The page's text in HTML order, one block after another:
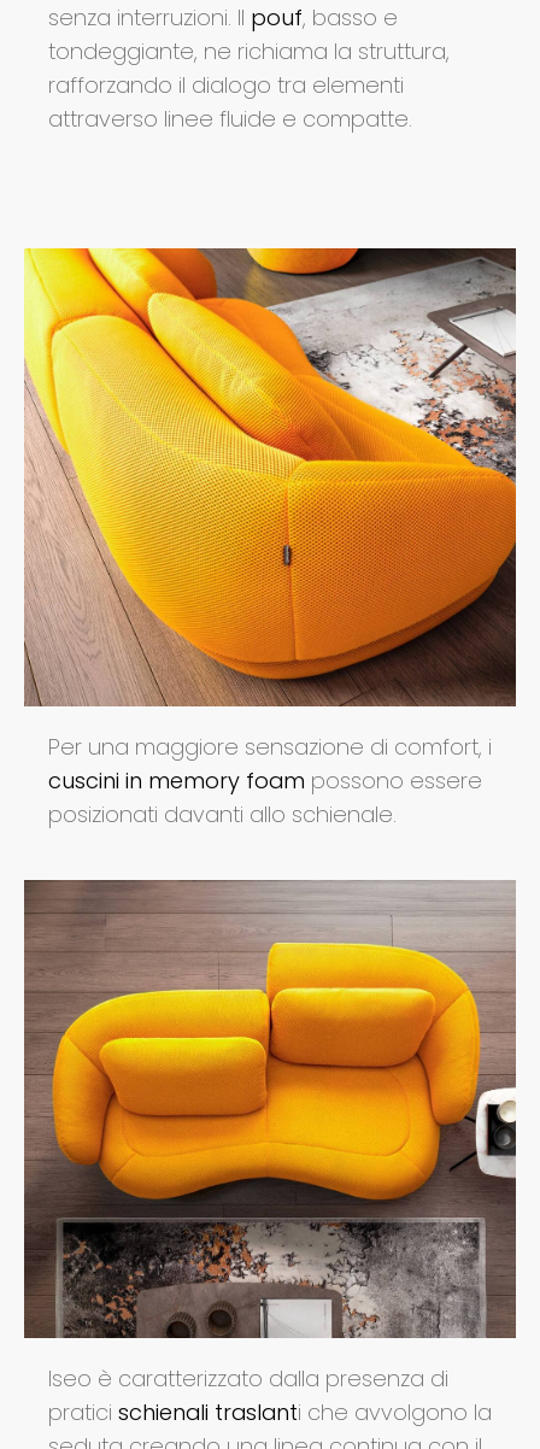
senza interruzioni. Il pouf, basso e
tondeggiante, ne richiama la struttura,
rafforzando il dialogo tra elementi
attraverso linee fluide e compatte.
Per una maggiore sensazione di comfort, i
cuscini in memory foam possono essere
posizionati davanti allo schienale.
Iseo è caratterizzato dalla presenza di
pratici schienali traslanti che avvolgono la